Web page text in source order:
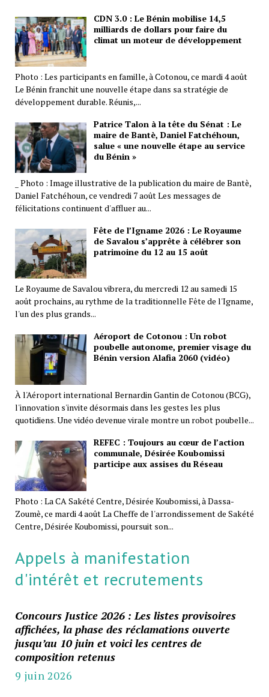
CDN 3.0 : Le Bénin mobilise 14,5
milliards de dollars pour faire du
climat un moteur de développement
Photo : Les participants en famille, à Cotonou, ce mardi 4 août
Le Bénin franchit une nouvelle étape dans sa stratégie de
développement durable. Réunis,...
Patrice Talon à la tête du Sénat : Le
maire de Bantè, Daniel Fatchéhoun,
salue « une nouvelle étape au service
du Bénin »
_ Photo : Image illustrative de la publication du maire de Bantè,
Daniel Fatchéhoun, ce vendredi 7 août Les messages de
félicitations continuent d'affluer au...
Fête de l’Igname 2026 : Le Royaume
de Savalou s’apprête à célébrer son
patrimoine du 12 au 15 août
Le Royaume de Savalou vibrera, du mercredi 12 au samedi 15
août prochains, au rythme de la traditionnelle Fête de l'Igname,
l'un des plus grands...
Aéroport de Cotonou : Un robot
poubelle autonome, premier visage du
Bénin version Alafia 2060 (vidéo)
À l'Aéroport international Bernardin Gantin de Cotonou (BCG),
l'innovation s'invite désormais dans les gestes les plus
quotidiens. Une vidéo devenue virale montre un robot poubelle...
REFEC : Toujours au cœur de l’action
communale, Désirée Koubomissi
participe aux assises du Réseau
Photo : La CA Sakété Centre, Désirée Koubomissi, à Dassa-
Zoumè, ce mardi 4 août La Cheffe de l'arrondissement de Sakété
Centre, Désirée Koubomissi, poursuit son...
Appels à manifestation
d'intérêt et recrutements
Concours Justice 2026 : Les listes provisoires
affichées, la phase des réclamations ouverte
jusqu’au 10 juin et voici les centres de
composition retenus
9 juin 2026